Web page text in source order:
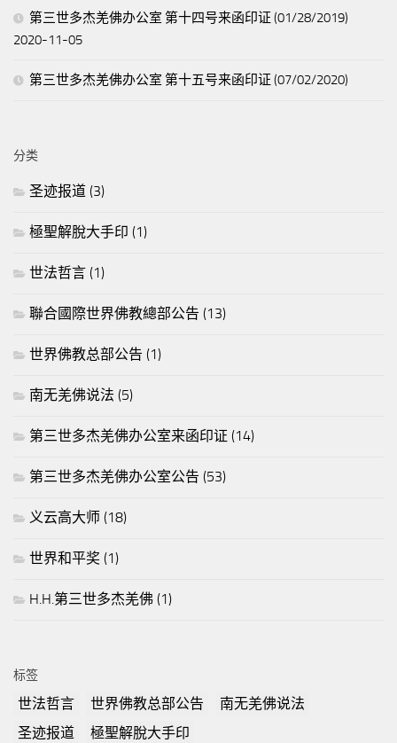
第三世多杰羌佛办公室 第十四号来函印证 (01/28/2019)
2020-11-05
第三世多杰羌佛办公室 第十五号来函印证 (07/02/2020)
分类
圣迹报道 (3)
極聖解脫大手印 (1)
世法哲言 (1)
聯合國際世界佛教總部公告 (13)
世界佛教总部公告 (1)
南无羌佛说法 (5)
第三世多杰羌佛办公室来函印证 (14)
第三世多杰羌佛办公室公告 (53)
义云高大师 (18)
世界和平奖 (1)
H.H.第三世多杰羌佛 (1)
标签
世法哲言 世界佛教总部公告
南无羌佛说法
圣迹报道
極聖解脫大手印